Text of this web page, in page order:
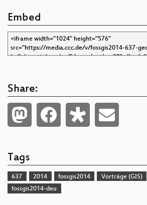
Embed
Share:
Tags
637 2014 fossgis2014 Vorträge (GIS)
fossgis2014-deu